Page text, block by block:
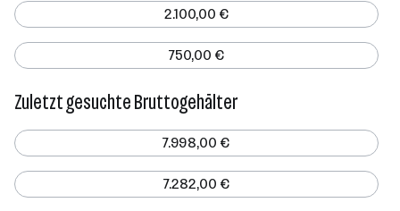
2.100,00 €
750,00 €
Zuletzt gesuchte Bruttogehälter
7.998,00 €
7.282,00 €